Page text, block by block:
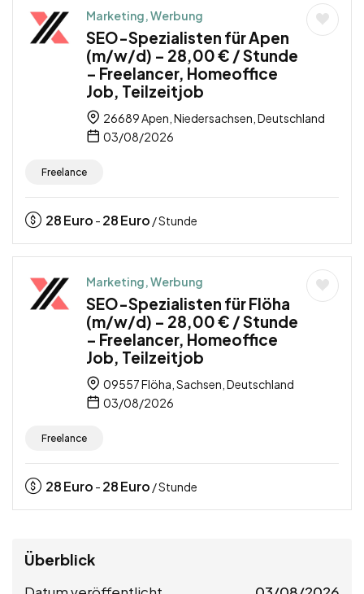
Marketing, Werbung
SEO-Spezialisten für Apen
(m/w/d) – 28,00 € / Stunde
– Freelancer, Homeoffice
Job, Teilzeitjob
26689 Apen, Niedersachsen, Deutschland
03/08/2026
Freelance
28Euro - 28Euro / Stunde
Marketing, Werbung
SEO-Spezialisten für Flöha
(m/w/d) – 28,00 € / Stunde
– Freelancer, Homeoffice
Job, Teilzeitjob
09557 Flöha, Sachsen, Deutschland
03/08/2026
Freelance
28Euro - 28Euro / Stunde
Überblick